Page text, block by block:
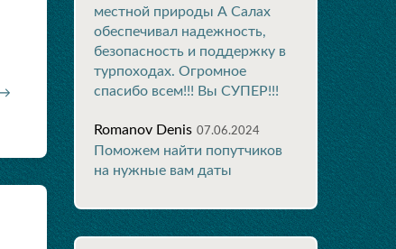
местной природы А Салах
обеспечивал надежность,
безопасность и поддержку в
турпоходах. Огромное
спасибо всем!!! Вы СУПЕР!!!
Romanov Denis 07.06.2024
Поможем найти попутчиков
на нужные вам даты